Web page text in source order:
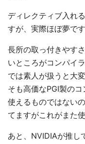
ディレクティブ入れ
すが、実際ほぼ夢です
長所の取っ付きやす
いところがコンパイ
では素人が扱うと大
そも高価なPGI製の
使えるものではない
てますがこれがまた
あと、NVIDIAが推し